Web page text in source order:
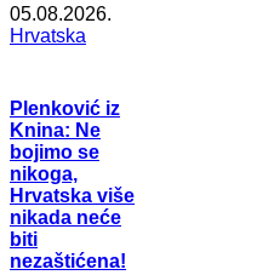
05.08.2026.
Hrvatska
Plenković iz
Knina: Ne
bojimo se
nikoga,
Hrvatska više
nikada neće
biti
nezaštićena!